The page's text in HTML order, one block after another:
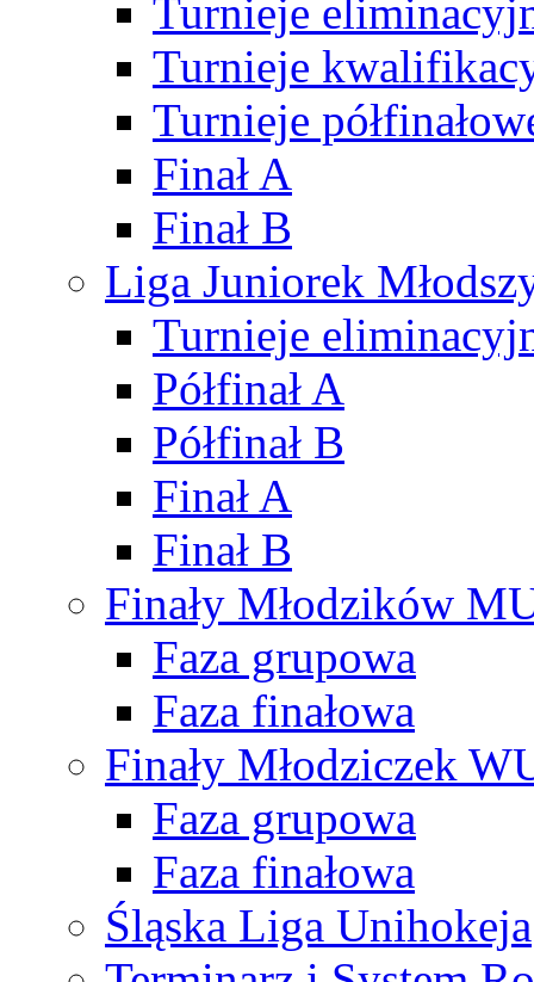
Turnieje
Turnieje
Turnieje
Finał A
Finał B
Liga Juniorek
Turnieje
Półfinał A
Półfinał B
Finał A
Finał B
Finały Młodzików
Faza grupowa
Faza finałowa
Finały Młodziczek
Faza grupowa
Faza finałowa
Śląska Liga Unihokeja